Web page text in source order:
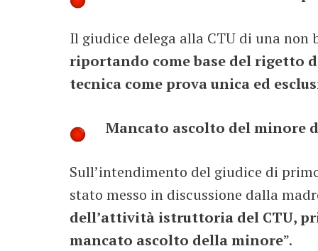
Il giudice delega alla CTU di una
riportando come base del rigetto
tecnica come prova unica ed
Mancato ascolto del minore
Sull’intendimento del giudice di
stato messo in discussione dalla
dell’attività istruttoria del CTU,
mancato ascolto della minore”.